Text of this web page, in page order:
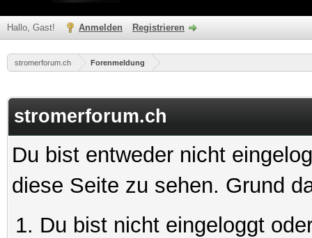
Hallo, Gast! Anmelden Registrieren
stromerforum.ch Forenmeldung
stromerforum.ch
Du bist entweder nicht
diese Seite zu sehen. Grund
Du bist nicht eingeloggt